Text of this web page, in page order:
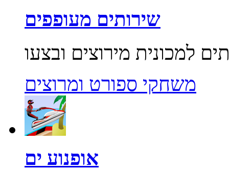
שירותים מעופפים
משחקי ספורט ומרוצים
אופנוע ים